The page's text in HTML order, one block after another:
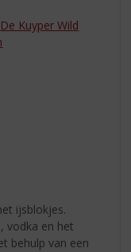
De Kuyper Wild
ijsblokjes.
vodka en het
behulp van een